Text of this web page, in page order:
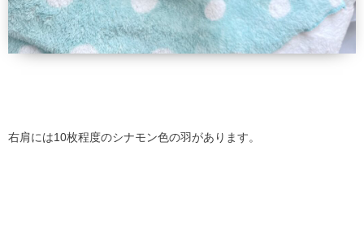
右肩には10枚程度のシナモン色の羽があります。